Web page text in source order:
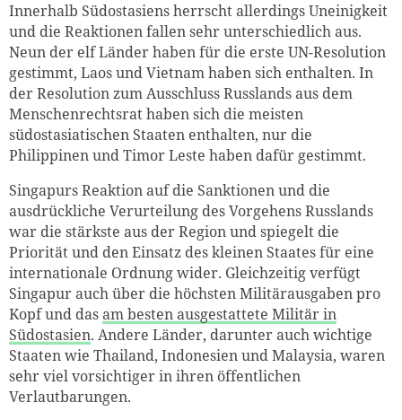
Innerhalb Südostasiens herrscht allerdings Uneinigkeit
und die Reaktionen fallen sehr unterschiedlich aus.
Neun der elf Länder haben für die erste UN-Resolution
gestimmt, Laos und Vietnam haben sich enthalten. In
der Resolution zum Ausschluss Russlands aus dem
Menschenrechtsrat haben sich die meisten
südostasiatischen Staaten enthalten, nur die
Philippinen und Timor Leste haben dafür gestimmt.
Singapurs Reaktion auf die Sanktionen und die
ausdrückliche Verurteilung des Vorgehens Russlands
war die stärkste aus der Region und spiegelt die
Priorität und den Einsatz des kleinen Staates für eine
internationale Ordnung wider. Gleichzeitig verfügt
Singapur auch über die höchsten Militärausgaben pro
Kopf und dasam besten ausgestattete Militär in
Südostasien. Andere Länder, darunter auch wichtige
Staaten wie Thailand, Indonesien und Malaysia, waren
sehr viel vorsichtiger in ihren öffentlichen
Verlautbarungen.